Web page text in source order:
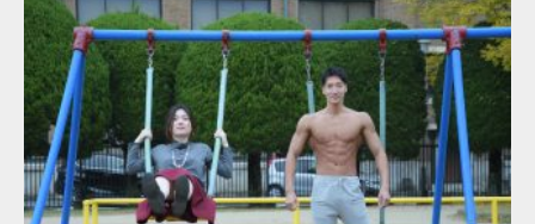
ーズをするマッチョ
Update: 2021.07.6
Category:公園のマッチョ その他 AKIHITO(細マッチョ) 腹筋 大胸筋
ダウンロード